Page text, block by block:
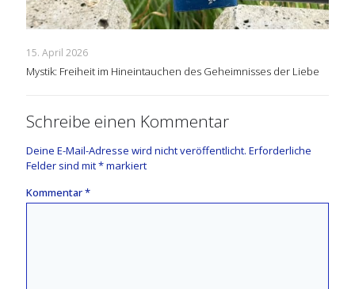
15. April 2026
Mystik: Freiheit im Hineintauchen des Geheimnisses der Liebe
Schreibe einen Kommentar
Deine E-Mail-Adresse wird nicht veröffentlicht. Erforderliche
Felder sind mit*markiert
Kommentar*